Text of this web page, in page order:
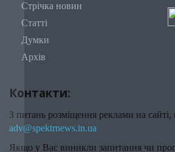
Стрічка новин
Статті
Думки
Архів
Контакти:
З питань розміщення реклами на сайті,
adv@spektrnews.in.ua
Якщо у Вас виникли запитання чи